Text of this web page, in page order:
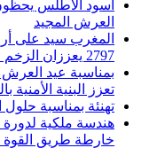
أسود الأطلس
العرش المجيد
المغرب سيد على
2797 يعززان الزخم الدبلوماسي
بمناسبة عيد العرش
تعزز البنية
تهنئة بمناسبة حلول الذكرى الـ27
هندسة ملكية
خارطة طريق القوة